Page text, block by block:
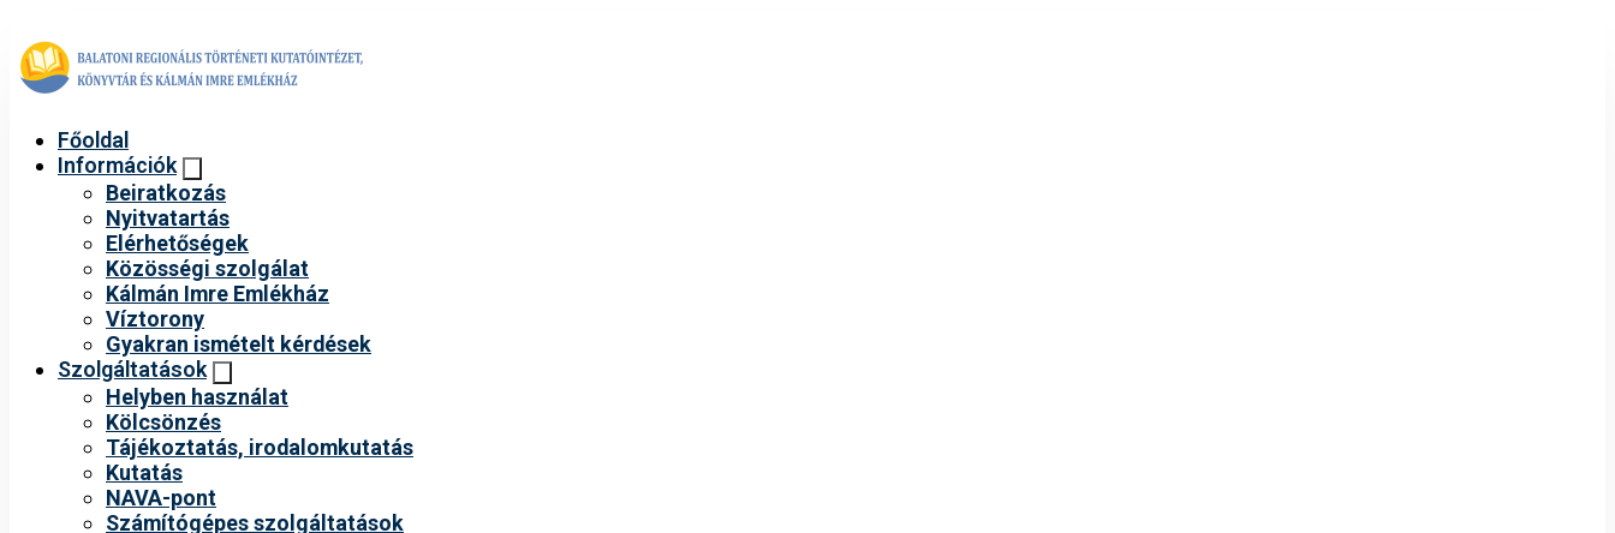
Főoldal
Információk
Beiratkozás
Nyitvatartás
Elérhetőségek
Közösségi szolgálat
Kálmán Imre Emlékház
Víztorony
Gyakran ismételt kérdések
Szolgáltatások
Helyben használat
Kölcsönzés
Tájékoztatás, irodalomkutatás
Kutatás
NAVA-pont
Számítógépes szolgáltatások